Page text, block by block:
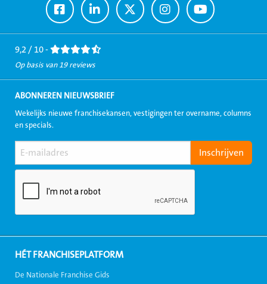
Ga
naar
Facebook
Ga
naar
LinkedIn
Ga
naar
Twitter
Ga
naar
Instagram
Ga
naar
Youtube
9,2 / 10 -
Op basis van 19 reviews
ABONNEREN NIEUWSBRIEF
Wekelijks nieuwe franchisekansen, vestigingen ter overname, columns
en specials.
HÉT FRANCHISEPLATFORM
De Nationale Franchise Gids